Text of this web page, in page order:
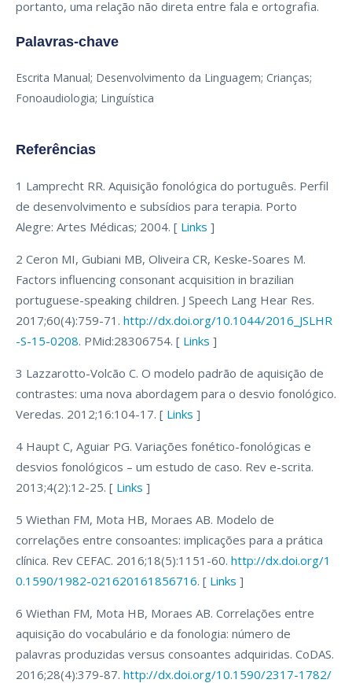
portanto, uma relação não direta entre fala e ortografia.
Palavras-chave
Escrita Manual; Desenvolvimento da Linguagem; Crianças;
Fonoaudiologia; Linguística
Referências
1 Lamprecht RR. Aquisição fonológica do português. Perfil
de desenvolvimento e subsídios para terapia. Porto
Alegre: Artes Médicas; 2004. [ Links ]
2 Ceron MI, Gubiani MB, Oliveira CR, Keske-Soares M.
Factors influencing consonant acquisition in brazilian
portuguese-speaking children. J Speech Lang Hear Res.
2017;60(4):759-71. http://dx.doi.org/10.1044/2016_JSLHR
-S-15-0208. PMid:28306754. [ Links ]
3 Lazzarotto-Volcão C. O modelo padrão de aquisição de
contrastes: uma nova abordagem para o desvio fonológico.
Veredas. 2012;16:104-17. [ Links ]
4 Haupt C, Aguiar PG. Variações fonético-fonológicas e
desvios fonológicos – um estudo de caso. Rev e-scrita.
2013;4(2):12-25. [ Links ]
5 Wiethan FM, Mota HB, Moraes AB. Modelo de
correlações entre consoantes: implicações para a prática
clínica. Rev CEFAC. 2016;18(5):1151-60. http://dx.doi.org/1
0.1590/1982-021620161856716. [ Links ]
6 Wiethan FM, Mota HB, Moraes AB. Correlações entre
aquisição do vocabulário e da fonologia: número de
palavras produzidas versus consoantes adquiridas. CoDAS.
2016;28(4):379-87. http://dx.doi.org/10.1590/2317-1782/